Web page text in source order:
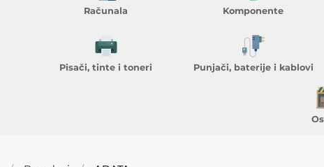
Računala Komponente
Pisači, tinte i toneri Punjači, baterije i kablovi